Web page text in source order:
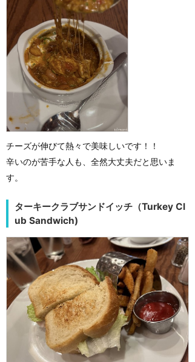
チーズが伸びて熱々で美味しいです！！
辛いのが苦手な人も、全然大丈夫だと思いま
す。
ターキークラブサンドイッチ（Turkey Cl
ub Sandwich)